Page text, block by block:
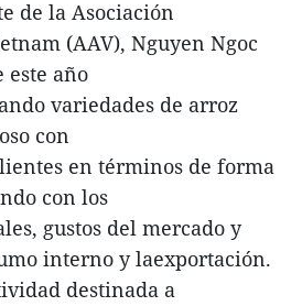
de la Asociación
(AAV), Nguyen Ngoc
este año
variedades de arroz
con
en términos de forma
con los
gustos del mercado y
interno y laexportación.
destinada a